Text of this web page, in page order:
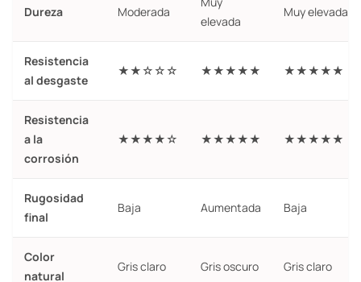
Dureza Moderada
elevada
Muy elevada
Resistencia
al desgaste
★★☆☆☆ ★★★★★ ★★★★★
Resistencia
a la
corrosión
★★★★☆ ★★★★★ ★★★★★
Rugosidad
final
Baja Aumentada Baja
Color
natural
Gris claro Gris oscuro Gris claro